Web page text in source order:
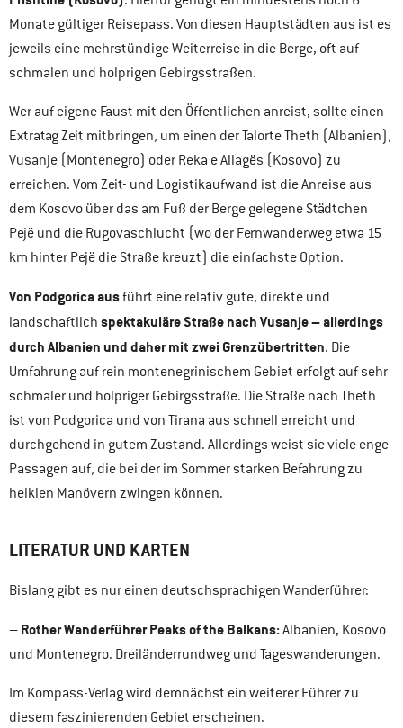
Monate gültiger Reisepass. Von diesen Hauptstädten aus ist es
jeweils eine mehrstündige Weiterreise in die Berge, oft auf
schmalen und holprigen Gebirgsstraßen.
Wer auf eigene Faust mit den Öffentlichen anreist, sollte einen
Extratag Zeit mitbringen, um einen der Talorte Theth (Albanien),
Vusanje (Montenegro) oder Reka e Allagës (Kosovo) zu
erreichen. Vom Zeit- und Logistikaufwand ist die Anreise aus
dem Kosovo über das am Fuß der Berge gelegene Städtchen
Pejë und die Rugovaschlucht (wo der Fernwanderweg etwa 15
km hinter Pejë die Straße kreuzt) die einfachste Option.
Von Podgorica ausführt eine relativ gute, direkte und
landschaftlich spektakuläre Straße nach Vusanje – allerdings
durch Albanien und daher mit zwei Grenzübertritten. Die
Umfahrung auf rein montenegrinischem Gebiet erfolgt auf sehr
schmaler und holpriger Gebirgsstraße. Die Straße nach Theth
ist von Podgorica und von Tirana aus schnell erreicht und
durchgehend in gutem Zustand. Allerdings weist sie viele enge
Passagen auf, die bei der im Sommer starken Befahrung zu
heiklen Manövern zwingen können.
LITERATUR UND KARTEN
Bislang gibt es nur einen deutschsprachigen Wanderführer:
– Rother Wanderführer Peaks of the Balkans:Albanien, Kosovo
und Montenegro. Dreiländerrundweg und Tageswanderungen.
Im Kompass-Verlag wird demnächst ein weiterer Führer zu
diesem faszinierenden Gebiet erscheinen.